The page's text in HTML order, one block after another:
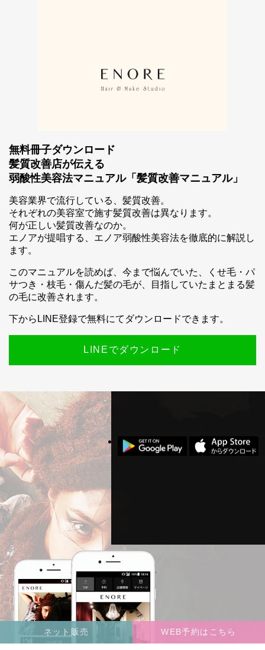
無料冊子ダウンロード
髪質改善店が伝える
弱酸性美容法マニュアル「髪質改善マニュアル」
美容業界で流行している、髪質改善。
それぞれの美容室で施す髪質改善は異なります。
何が正しい髪質改善なのか。
エノアが提唱する、エノア弱酸性美容法を徹底的に解説し
ます。
このマニュアルを読めば、今まで悩んでいた、くせ毛・パ
サつき・枝毛・傷んだ髪の毛が、目指していたまとまる髪
の毛に改善されます。
下からLINE登録で無料にてダウンロードできます。
LINEでダウンロード
スマホ公式アプリのご案内
ネット販売 WEB予約はこちら